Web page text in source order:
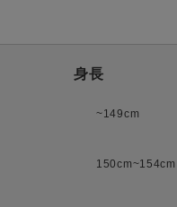
身長
~149cm
150cm~154cm